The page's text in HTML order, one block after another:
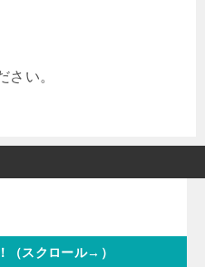
さい。
（スクロール→）